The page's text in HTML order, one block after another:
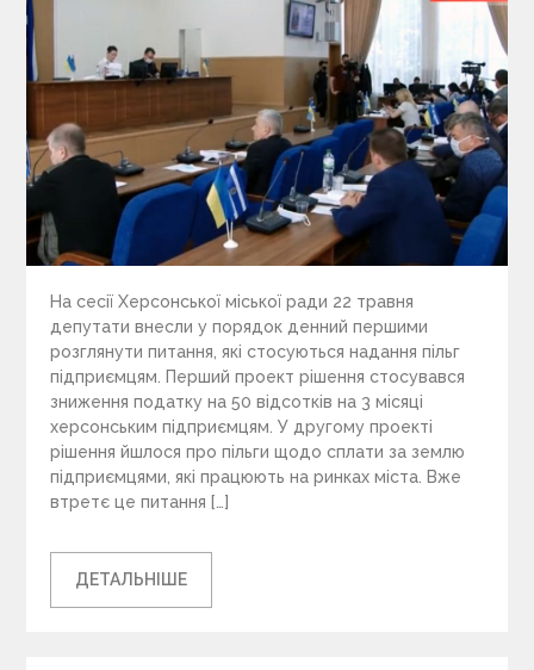
На сесії Херсонської міської ради 22 травня
депутати внесли у порядок денний першими
розглянути питання, які стосуються надання пільг
підприємцям. Перший проект рішення стосувався
зниження податку на 50 відсотків на 3 місяці
херсонським підприємцям. У другому проекті
рішення йшлося про пільги щодо сплати за землю
підприємцями, які працюють на ринках міста. Вже
втретє це питання […]
ДЕТАЛЬНІШЕ